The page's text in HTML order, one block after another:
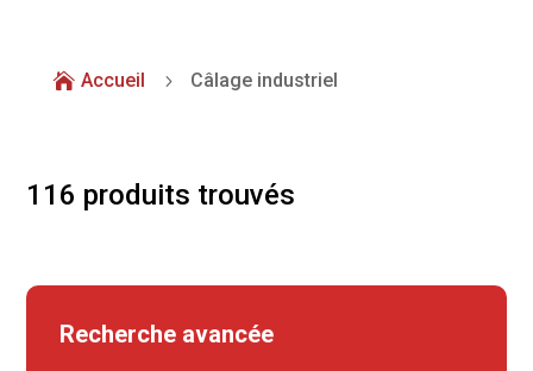
 Accueil 5 Câlage industriel
116 produits trouvés
Recherche avancée